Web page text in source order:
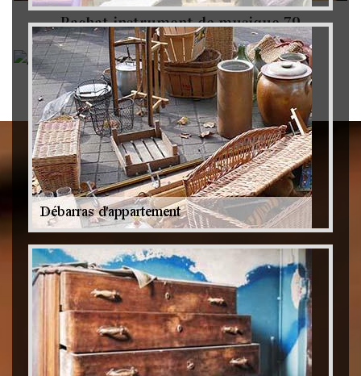
Rachat instrument de musique 79
Achat antiquité 79